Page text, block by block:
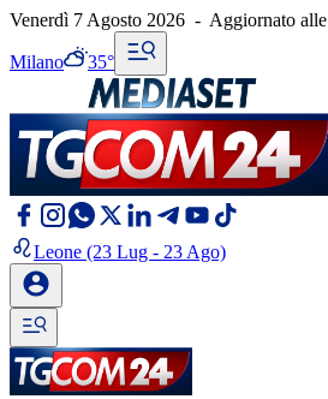
Venerdì 7 Agosto 2026 - Aggiornato alle
Milano 35°
Leone (23 Lug - 23 Ago)